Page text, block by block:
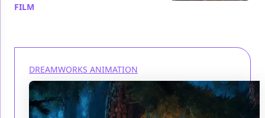
FILM
DREAMWORKS ANIMATION